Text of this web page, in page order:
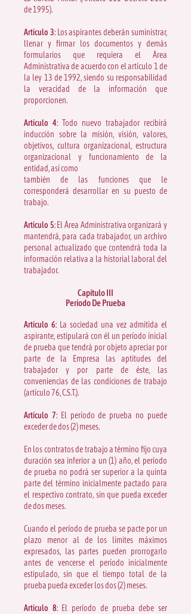
de 1995).
Artículo 3:Los aspirantes deberán suministrar,
llenar y firmar los documentos y demás
formularios que requiera el Área
Administrativa de acuerdo con el artículo 1 de
la ley 13 de 1992, siendo su responsabilidad
la veracidad de la información que
proporcionen.
Artículo 4: Todo nuevo trabajador recibirá
inducción sobre la misión, visión, valores,
objetivos, cultura organizacional, estructura
organizacional y funcionamiento de la
entidad, así como
también de las funciones que le
corresponderá desarrollar en su puesto de
trabajo.
Artículo 5:El Área Administrativa organizará y
mantendrá, para cada trabajador, un archivo
personal actualizado que contendrá toda la
información relativa a la historial laboral del
trabajador.
Capítulo III
Período De Prueba
Artículo 6: La sociedad una vez admitida el
aspirante, estipulará con él un período inicial
de prueba que tendrá por objeto apreciar por
parte de la Empresa las aptitudes del
trabajador y por parte de éste, las
conveniencias de las condiciones de trabajo
(artículo 76, C.S.T.).
Artículo 7:El período de prueba no puede
exceder de dos (2) meses.
En los contratos de trabajo a término fijo cuya
duración sea inferior a un (1) año, el período
de prueba no podrá ser superior a la quinta
parte del término inicialmente pactado para
el respectivo contrato, sin que pueda exceder
de dos meses.
Cuando el período de prueba se pacte por un
plazo menor al de los límites máximos
expresados, las partes pueden prorrogarlo
antes de vencerse el período inicialmente
estipulado, sin que el tiempo total de la
prueba pueda exceder los dos (2) meses.
Artículo 8:El período de prueba debe ser